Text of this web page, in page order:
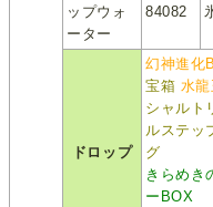
ップウォ
ーター
84082
ドロップ
幻神進化
宝箱 水
シャルト
ルステッ
グ
きらめき
ーBOX